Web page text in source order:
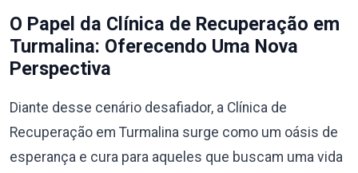
O Papel da Clínica de Recuperação em
Turmalina: Oferecendo Uma Nova
Perspectiva
Diante desse cenário desafiador, a Clínica de
Recuperação em Turmalina surge como um oásis de
esperança e cura para aqueles que buscam uma vida